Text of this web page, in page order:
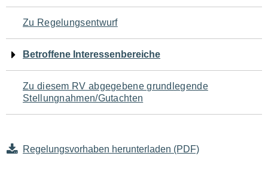
für
den
Seiteninhalt
Zu Regelungsentwurf
Betroffene Interessenbereiche
Zu diesem RV abgegebene grundlegende
Stellungnahmen/Gutachten
Regelungsvorhaben herunterladen (PDF)